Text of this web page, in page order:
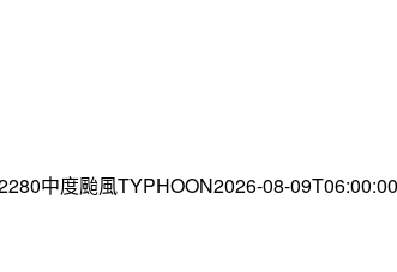
中度颱風TYPHOON2026-08-